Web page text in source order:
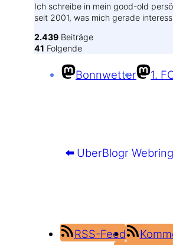
Ich schreibe in mein good-old
seit 2001, was mich gerade
2.439 Beiträge
41 Folgende
Bonnwetter 1.
⬅️ UberBlogr Webring
RSS-Feed